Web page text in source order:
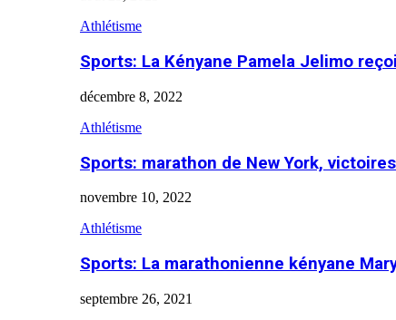
Athlétisme
Sports: La Kényane Pamela Jelimo
décembre 8, 2022
Athlétisme
Sports: marathon de New York,
novembre 10, 2022
Athlétisme
Sports: La marathonienne kényane
septembre 26, 2021